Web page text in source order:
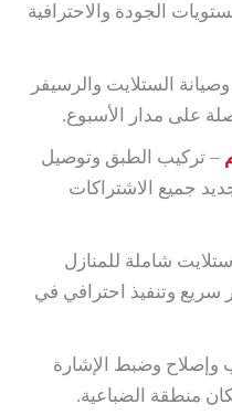
الجودة والاحترافية
الستلايت والرسيفر
على مدار الأسبوع.
– تركيب الطبق وتوصيل
جميع الاشتراكات
شاملة للمنازل
وتنفيذ احترافي في
وإصلاح وضبط الإشارة
منطقة الضباعية.